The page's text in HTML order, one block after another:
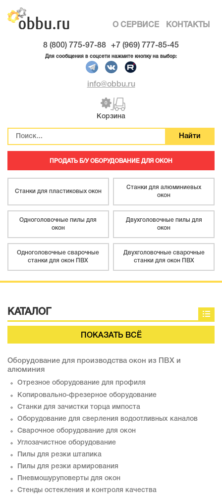
О СЕРВИСЕ КОНТАКТЫ
8 (800) 775-97-88 +7 (969) 777-85-45
Для сообщения в соцсети нажмите кнопку на выбор:
info@obbu.ru
0
Корзина
ПРОДАТЬ Б/У ОБОРУДОВАНИЕ ДЛЯ ОКОН
Станки для пластиковых окон
Станки для алюминиевых
окон
Одноголовочные пилы для
окон
Двухголовочные пилы для
окон
Одноголовочные сварочные
станки для окон ПВХ
Двухголовочные сварочные
станки для окон ПВХ
КАТАЛОГ
ПОКАЗАТЬ ВСЁ
Оборудование для производства окон из ПВХ и
алюминия
Отрезное оборудование для профиля
Копировально-фрезерное оборудование
Станки для зачистки торца импоста
Оборудование для сверления водоотливных каналов
Сварочное оборудование для окон
Углозачистное оборудование
Пилы для резки штапика
Пилы для резки армирования
Пневмошуруповерты для окон
Стенды остекления и контроля качества